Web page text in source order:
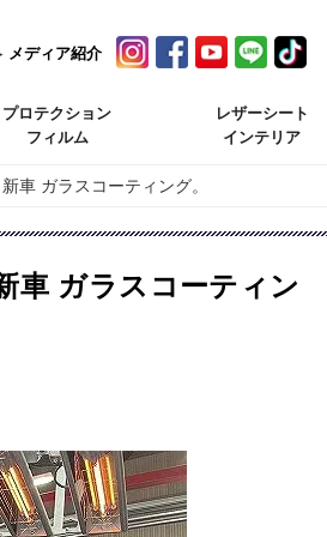
メディア紹介
プロテクション
フィルム
レザーシート
インテリア
車 ガラスコーティング。
車 ガラスコーティン